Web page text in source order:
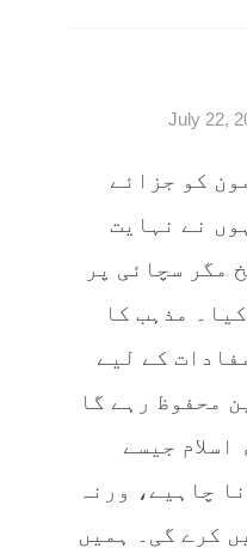
July 22,
کو جزائے
نے نہایت
مگر سچائی پر
مذہب کا
کے لیے
محفوظ رہے گا
جیسے
چاہیے، ورنہ
کرے گی۔ ہمیں